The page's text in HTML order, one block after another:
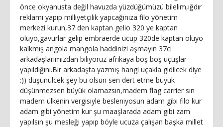
önce okyanusta değil havuzda yüzdüğümüzü bilelim,ığdır
reklamı yapıp milliyetçilik yapcağınıza filo yönetim
merkezi kurun,37 den kaptan gelio 320 ye kaptan
oluyo,gavurlar gelip embraerde ucup 320de kaptan oluyo
kalkmış angola mangola haddinizi aşmayın 37ci
arkadaşlarımızdan biliyoruz afrikaya boş boş uçuşlar
yapıldığını.Bir arkadaşta yazmış hangi uçakla gidilcek diye
:)) düşünülcek şey bu olsun sen dert etme büyük
düşünmezsen büyük olamazsın,madem flag carrier sın
madem ülkenin vergisiyle besleniyosun adam gibi filo kur
adam gibi yönetim kur şu maaşlarada adam gibi zam
yapılsın şu mesleği yapıp böyle ucuza çalışan başka millet